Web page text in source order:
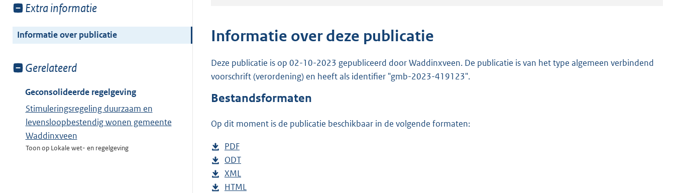
Toon
van:
Extra informatie
Informatie over publicatie
Toon
van:
Gerelateerd
Geconsolideerde regelgeving
Stimuleringsregeling duurzaam en
levensloopbestendig wonen gemeente
Waddinxveen
Toon op Lokale wet- en regelgeving
Informatie over deze publicatie
Deze publicatie is op 02-10-2023 gepubliceerd door Waddinxveen. De publicatie is van het type algemeen verbindend
voorschrift (verordening) en heeft als identifier "gmb-2023-419123".
Bestandsformaten
Op dit moment is de publicatie beschikbaar in de volgende formaten:
D
o
w
n
PDF
e
s
t
D
o
w
ODT
s
D
o
XML
e
D
HTML